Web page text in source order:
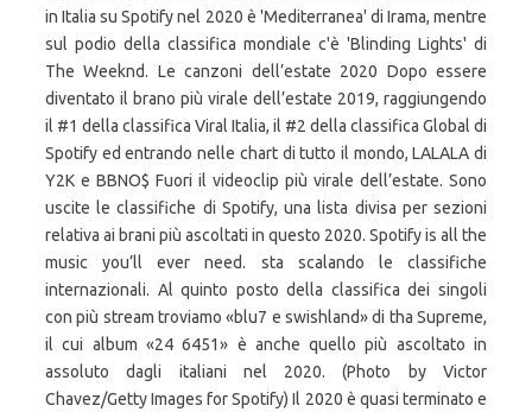
in Italia su Spotify nel 2020 è 'Mediterranea' di Irama, mentre
sul podio della classifica mondiale c'è 'Blinding Lights' di
The Weeknd. Le canzoni dell’estate 2020 Dopo essere
diventato il brano più virale dell’estate 2019, raggiungendo
il #1 della classifica Viral Italia, il #2 della classifica Global di
Spotify ed entrando nelle chart di tutto il mondo, LALALA di
Y2K e BBNO$ Fuori il videoclip più virale dell’estate. Sono
uscite le classifiche di Spotify, una lista divisa per sezioni
relativa ai brani più ascoltati in questo 2020. Spotify is all the
music you’ll ever need. sta scalando le classifiche
internazionali. Al quinto posto della classifica dei singoli
con più stream troviamo «blu7 e swishland» di tha Supreme,
il cui album «24 6451» è anche quello più ascoltato in
assoluto dagli italiani nel 2020. (Photo by Victor
Chavez/Getty Images for Spotify) Il 2020 è quasi terminato e